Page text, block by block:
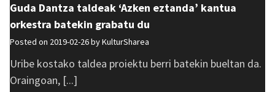
Guda Dantza taldeak ‘Azken eztanda’ kantua
orkestra batekin grabatu du
Posted on 2019-02-26 byKulturSharea
Uribe kostako taldea proiektu berri batekin bueltan da.
Oraingoan, [...]